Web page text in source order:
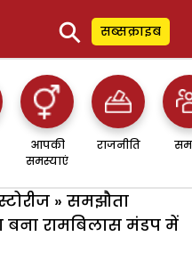
⚲ सब्सक्राइब
आपकी
समस्याएं
राजनीति
» समझौता
बना रामबिलास मंडप में